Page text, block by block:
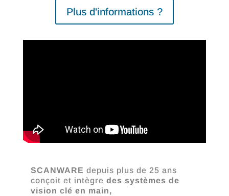
Plus d'informations ?
SCANWARE depuis plus de 25 ans
conçoit et intègre des systèmes de
vision clé en main,